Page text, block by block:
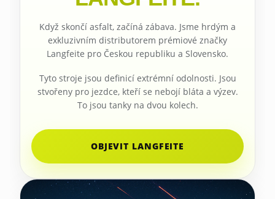
Když skončí asfalt, začíná zábava. Jsme hrdým a
exkluzivním distributorem prémiové značky
Langfeite pro Českou republiku a Slovensko.
Tyto stroje jsou definicí extrémní odolnosti. Jsou
stvořeny pro jezdce, kteří se nebojí bláta a výzev.
To jsou tanky na dvou kolech.
OBJEVIT LANGFEITE